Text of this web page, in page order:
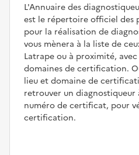
L'Annuaire des
est le répertoire officiel des
pour la réalisation de
vous mènera à la liste de
Latrape ou à proximité,
domaines de certification.
lieu et domaine de
retrouver un
numéro de certificat, pour
certification.